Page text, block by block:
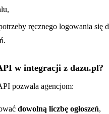
ręcznego logowania się
w integracji z dazu.pl?
pozwala agencjom:
dowolną liczbę ogłoszeń,